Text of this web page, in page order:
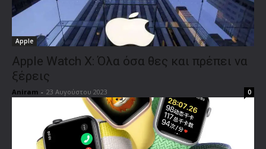
Apple
Apple Watch X: Όλα όσα θες και πρέπει να
ξέρεις
Aniram - 23 Αυγούστου 2023 0